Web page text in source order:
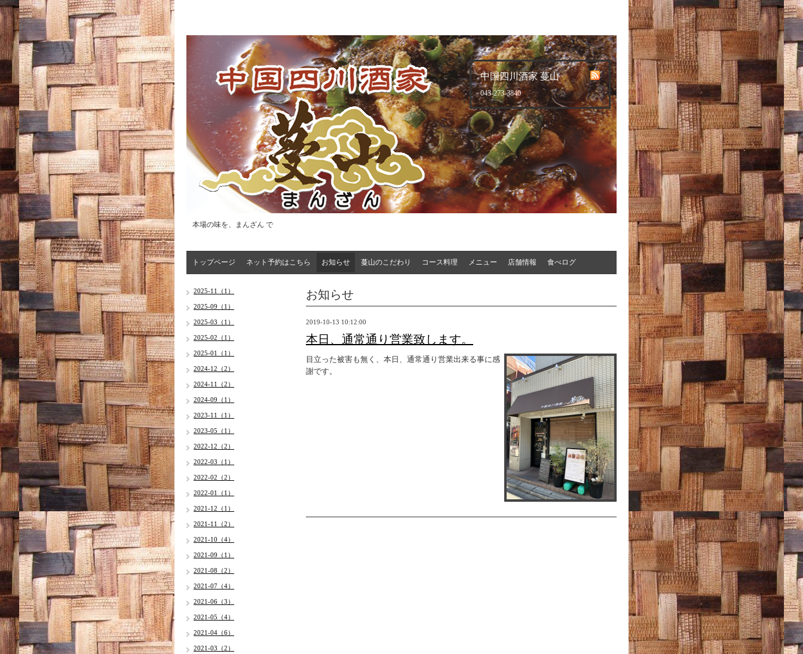
中国四川酒家 蔓山
043-273-3840
本場の味を、まんざん で
トップページ ネット予約はこちら お知らせ 蔓山のこだわり コース料理 メニュー 店舗情報 食べログ
お知らせ
2019-10-13 10:12:00
本日、通常通り営業致します。
目立った被害も無く、本日、通常通り営業出来る事に感
謝です。
2025-11（1）
2025-09（1）
2025-03（1）
2025-02（1）
2025-01（1）
2024-12（2）
2024-11（2）
2024-09（1）
2023-11（1）
2023-05（1）
2022-12（2）
2022-03（1）
2022-02（2）
2022-01（1）
2021-12（1）
2021-11（2）
2021-10（4）
2021-09（1）
2021-08（2）
2021-07（4）
2021-06（3）
2021-05（4）
2021-04（6）
2021-03（2）